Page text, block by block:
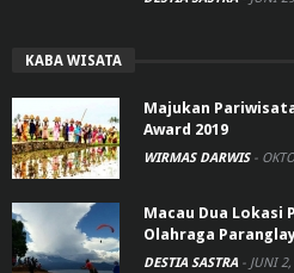
KABA WISATA
Majukan
Award 2019
WIRMAS DARWIS -
Macau Dua
Olahraga
DESTIA SASTRA - JUNI